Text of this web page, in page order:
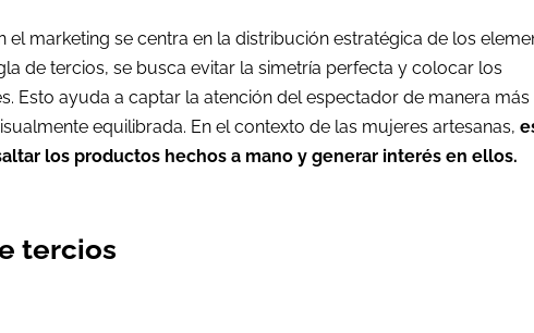
el marketing se centra en la distribución estratégica de los
de tercios, se busca evitar la simetría perfecta y colocar los
Esto ayuda a captar la atención del espectador de manera más
equilibrada. En el contexto de las mujeres artesanas,
los productos hechos a mano y generar interés en ellos.
tercios